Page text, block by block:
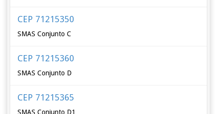
CEP 71215350
SMAS Conjunto C
CEP 71215360
SMAS Conjunto D
CEP 71215365
SMAS Conjunto D1